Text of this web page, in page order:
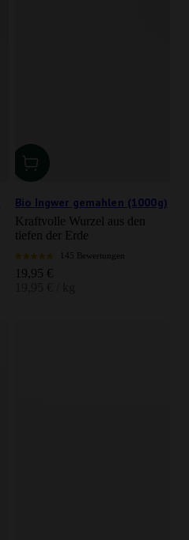
Bio Ingwer gemahlen (1000g)
Kraftvolle Wurzel aus den
tiefen der Erde
145 Bewertungen
Angebot
19,95 €